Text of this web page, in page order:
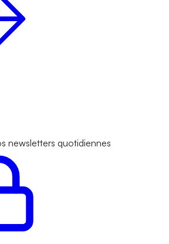
newsletters quotidiennes